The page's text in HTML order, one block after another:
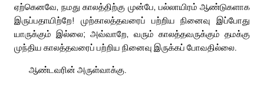
ஏற்கெனவே, நமது காலத்திற்கு முன்பே, பல்லாயிரம் ஆண்டுகளாக
இருப்பதாயிற்றே! முற்காலத்தவரைப் பற்றிய நினைவு இப்போது
யாருக்கும் இல்லை; அவ்வாறே, வரும் காலத்தவருக்கும் தமக்கு
முந்திய காலத்தவரைப் பற்றிய நினைவு இருக்கப் போவதில்லை.
ஆண்டவரின் அருள்வாக்கு.